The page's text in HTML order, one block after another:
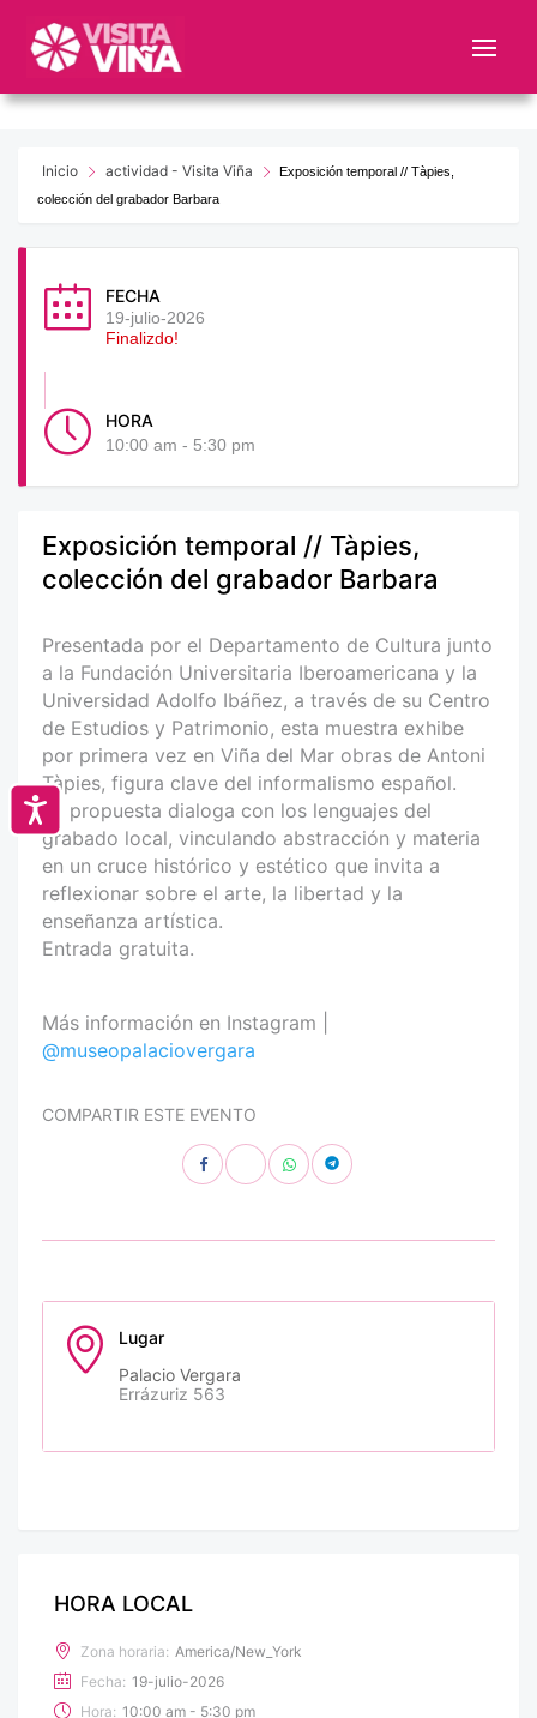
este
web
sistema
Accesibilidad
Inicio actividad - Visita Viña
Exposición temporal // Tàpies,
colección del grabador Barbara
FECHA
19-julio-2026
Finalizdo!
HORA
10:00 am - 5:30 pm
Exposición temporal // Tàpies,
colección del grabador Barbara
Presentada por el Departamento de Cultura junto
a la Fundación Universitaria Iberoamericana y la
Universidad Adolfo Ibáñez, a través de su Centro
de Estudios y Patrimonio, esta muestra exhibe
por primera vez en Viña del Mar obras de Antoni
Tàpies, figura clave del informalismo español.
La propuesta dialoga con los lenguajes del
grabado local, vinculando abstracción y materia
en un cruce histórico y estético que invita a
reflexionar sobre el arte, la libertad y la
enseñanza artística.
Entrada gratuita.
Más información en Instagram |
@museopalaciovergara
COMPARTIR ESTE EVENTO
Lugar
Palacio Vergara
Errázuriz 563
HORA LOCAL
Zona horaria: America/New_York
Fecha: 19-julio-2026
Hora: 10:00 am - 5:30 pm